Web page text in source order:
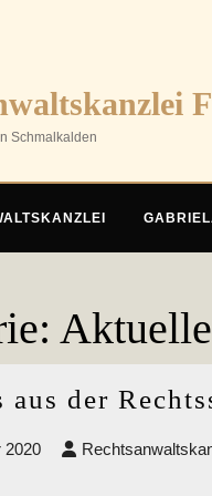
Schmalkalden
der
202018.